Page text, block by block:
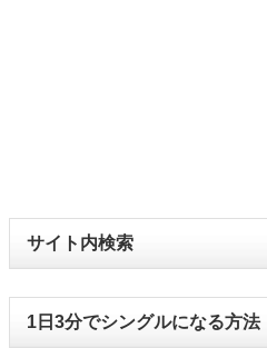
サイト内検索
1日3分でシングルになる方法